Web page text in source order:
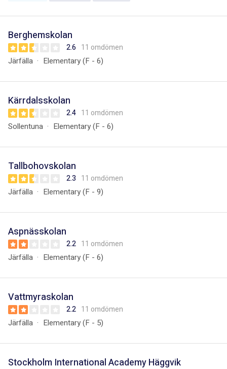
Berghemskolan
2.6 11 omdömen
Järfälla Elementary (F - 6)
Kärrdalsskolan
2.4 11 omdömen
Sollentuna Elementary (F - 6)
Tallbohovskolan
2.3 11 omdömen
Järfälla Elementary (F - 9)
Aspnässkolan
2.2 11 omdömen
Järfälla Elementary (F - 6)
Vattmyraskolan
2.2 11 omdömen
Järfälla Elementary (F - 5)
Stockholm International Academy Häggvik